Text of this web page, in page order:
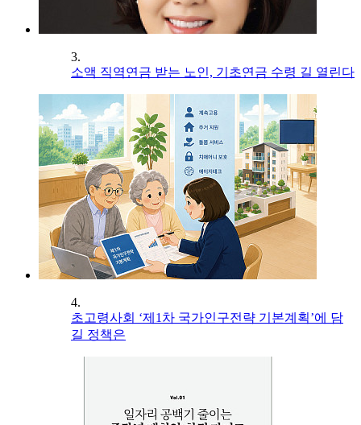
3.
소액 직역연금 받는 노인, 기초연금 수령 길 열린다
4.
초고령사회 ‘제1차 국가인구전략 기본계획’에 담
길 정책은